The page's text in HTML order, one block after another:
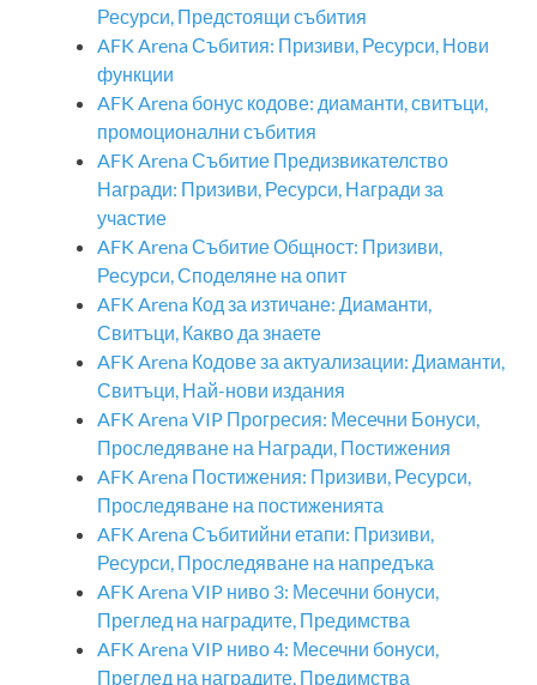
Ресурси, Предстоящи събития
AFK Arena Събития: Призиви, Ресурси, Нови
функции
AFK Arena бонус кодове: диаманти, свитъци,
промоционални събития
AFK Arena Събитие Предизвикателство
Награди: Призиви, Ресурси, Награди за
участие
AFK Arena Събитие Общност: Призиви,
Ресурси, Споделяне на опит
AFK Arena Код за изтичане: Диаманти,
Свитъци, Какво да знаете
AFK Arena Кодове за актуализации: Диаманти,
Свитъци, Най-нови издания
AFK Arena VIP Прогресия: Месечни Бонуси,
Проследяване на Награди, Постижения
AFK Arena Постижения: Призиви, Ресурси,
Проследяване на постиженията
AFK Arena Събитийни етапи: Призиви,
Ресурси, Проследяване на напредъка
AFK Arena VIP ниво 3: Месечни бонуси,
Преглед на наградите, Предимства
AFK Arena VIP ниво 4: Месечни бонуси,
Преглед на наградите, Предимства